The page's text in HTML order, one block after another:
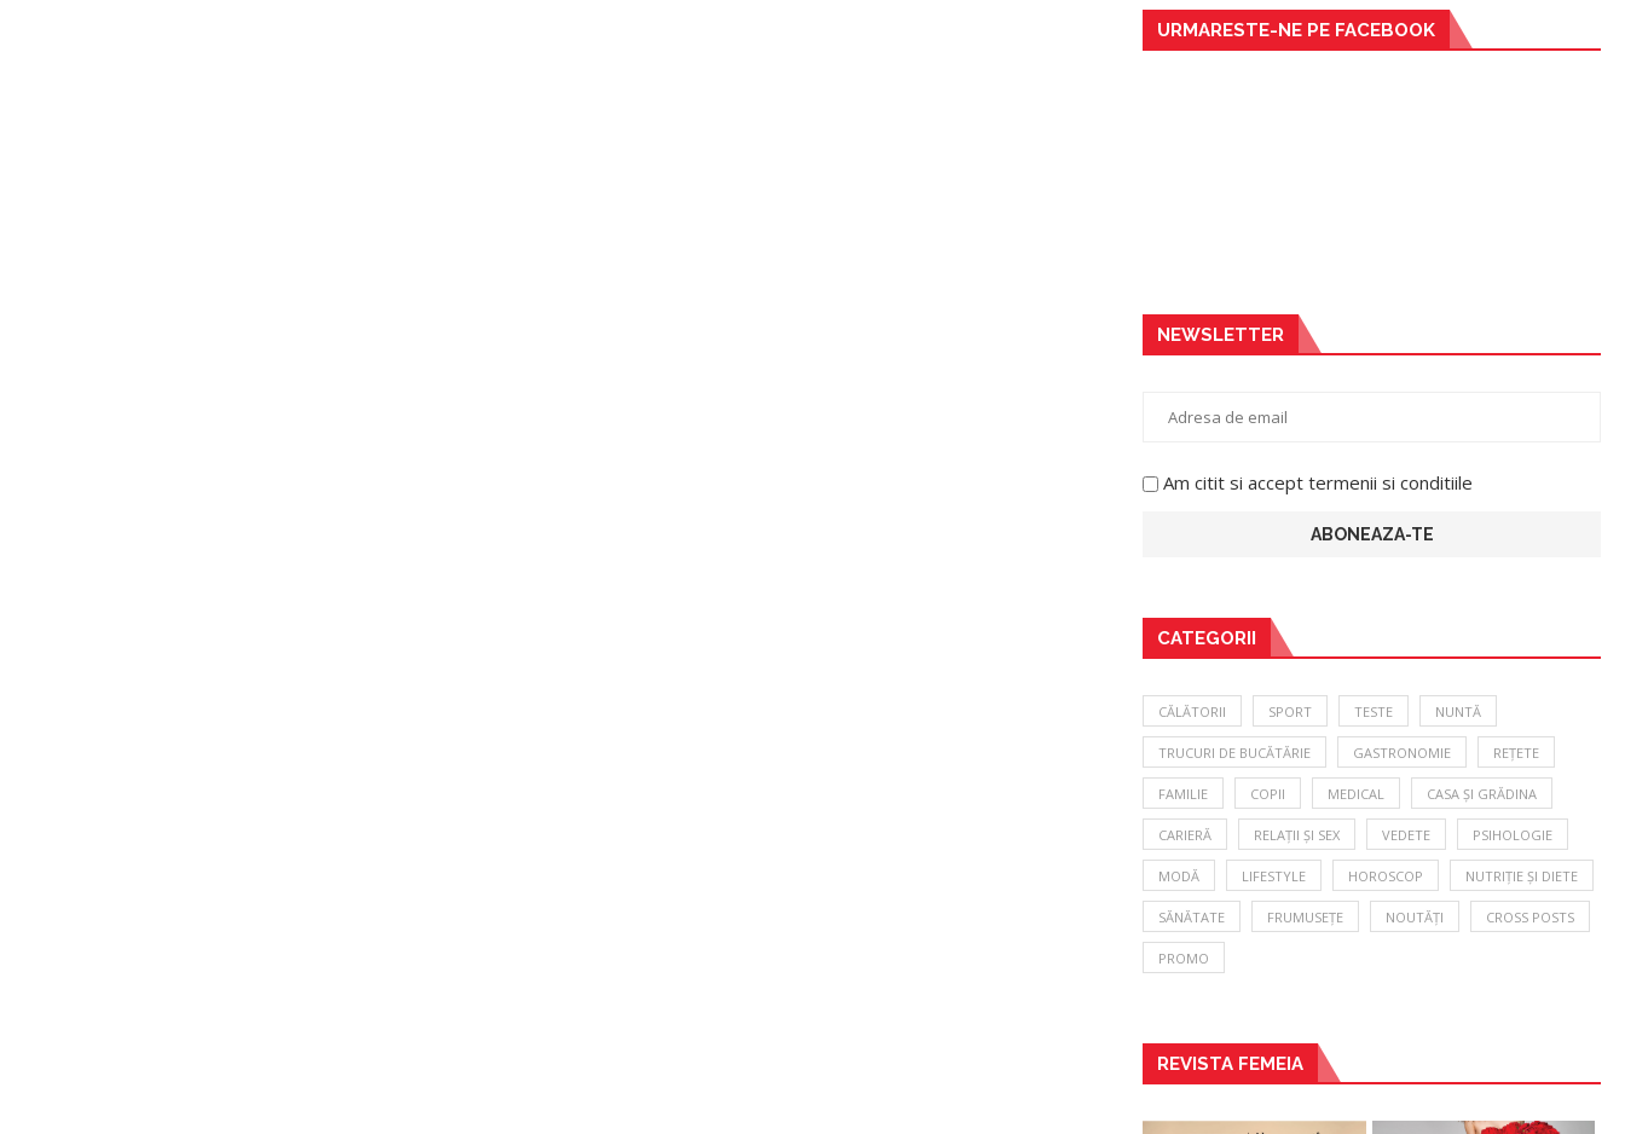
URMARESTE-NE PE FACEBOOK
NEWSLETTER
Am citit si accept termenii si conditiile
CATEGORII
CĂLĂTORII SPORT TESTE NUNTĂ
TRUCURI DE BUCĂTĂRIE GASTRONOMIE REȚETE
FAMILIE COPII MEDICAL CASA ȘI GRĂDINA
CARIERĂ RELAȚII ȘI SEX VEDETE PSIHOLOGIE
MODĂ LIFESTYLE HOROSCOP NUTRIȚIE ȘI DIETE
SĂNĂTATE FRUMUSEȚE NOUTĂȚI CROSS POSTS
PROMO
REVISTA FEMEIA